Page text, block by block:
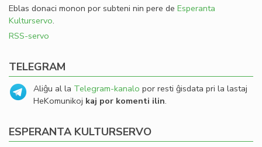
Eblas donaci monon por subteni nin pere de Esperanta
Kulturservo.
RSS-servo
TELEGRAM
Aliĝu al la Telegram-kanalo por resti ĝisdata pri la lastaj
HeKomunikoj kaj por komenti ilin.
ESPERANTA KULTURSERVO